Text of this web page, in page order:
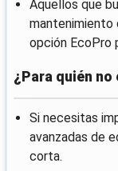
Aquellos que
mantenimiento
opción EcoPro
¿Para quién no
Si necesitas
avanzadas de
corta.